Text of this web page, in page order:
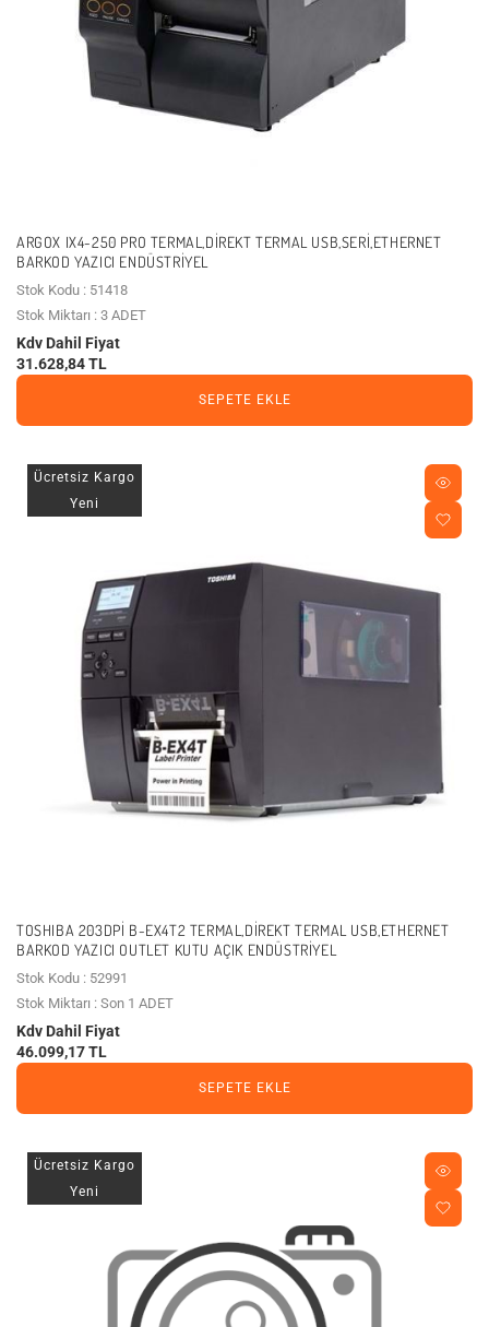
ARGOX IX4-250 PRO TERMAL,DIREKT TERMAL USB,SERI,ETHERNET
BARKOD YAZICI ENDÜSTRIYEL
Stok Kodu : 51418
Stok Miktarı : 3 ADET
Kdv Dahil Fiyat
31.628,84 TL
SEPETE EKLE
Ücretsiz Kargo
Yeni
TOSHIBA 203DPI B-EX4T2 TERMAL,DIREKT TERMAL USB,ETHERNET
BARKOD YAZICI OUTLET KUTU AÇIK ENDÜSTRIYEL
Stok Kodu : 52991
Stok Miktarı : Son 1 ADET
Kdv Dahil Fiyat
46.099,17 TL
SEPETE EKLE
Ücretsiz Kargo
Yeni